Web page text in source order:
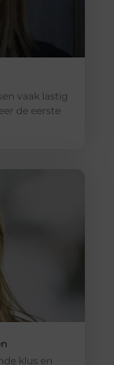
vaak lastig
de eerste
klus en